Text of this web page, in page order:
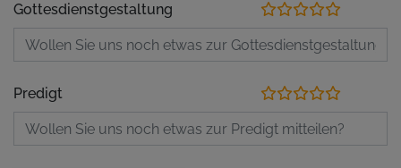
Gottesdienstgestaltung
Predigt